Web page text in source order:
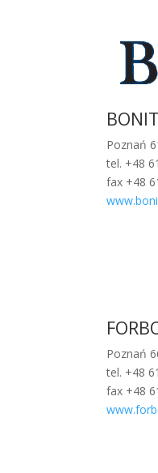
Poznań
tel. +48
fax +48
Poznań
tel. +48
fax +48